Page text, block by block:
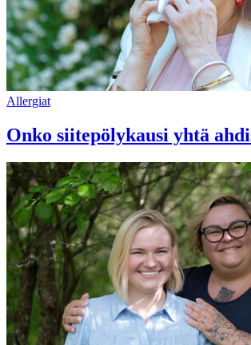
Allergiat
Onko siitepölykausi yhtä